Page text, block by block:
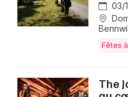
03/
Fêtes
The